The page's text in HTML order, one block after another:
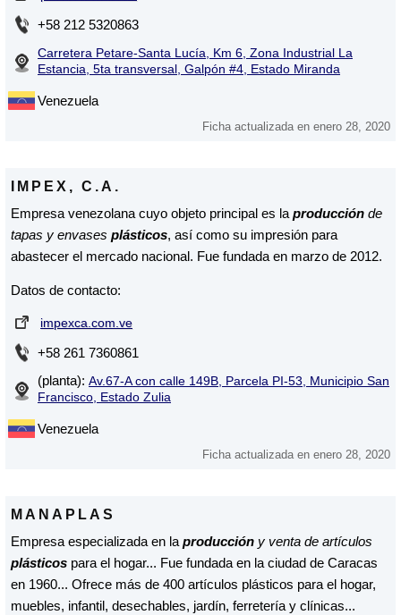
+58 212 5320863
Carretera Petare-Santa Lucía, Km 6, Zona Industrial La
Estancia, 5ta transversal, Galpón #4, Estado Miranda
Venezuela
Ficha actualizada en enero 28, 2020
IMPEX, C.A.
Empresa venezolana cuyo objeto principal es la producción de
tapas y envases plásticos, así como su impresión para
abastecer el mercado nacional. Fue fundada en marzo de 2012.
Datos de contacto:
impexca.com.ve
+58 261 7360861
(planta): Av.67-A con calle 149B, Parcela PI-53, Municipio San
Francisco, Estado Zulia
Venezuela
Ficha actualizada en enero 28, 2020
MANAPLAS
Empresa especializada en la producción y venta de artículos
plásticos para el hogar... Fue fundada en la ciudad de Caracas
en 1960... Ofrece más de 400 artículos plásticos para el hogar,
muebles, infantil, desechables, jardín, ferretería y clínicas...